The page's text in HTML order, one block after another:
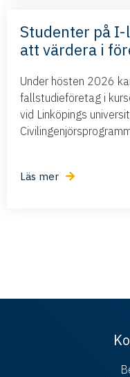
Studenter på
att värdera i
Under hösten 2026
fallstudieföretag i
vid Linköpings
Läs mer